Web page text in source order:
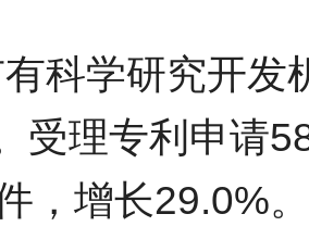
科学研究开发
受理专利申请
，增长29.0%。